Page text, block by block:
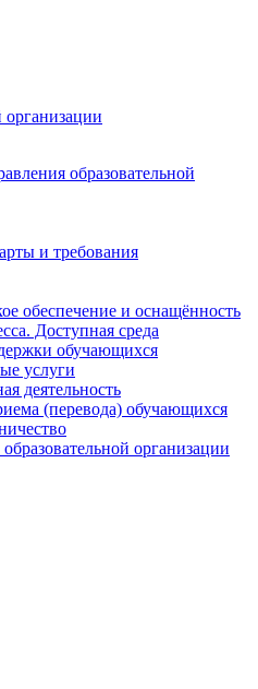
организации
образовательной
и требования
обеспечение и оснащённость
Доступная среда
обучающихся
услуги
деятельность
(перевода) обучающихся
организации